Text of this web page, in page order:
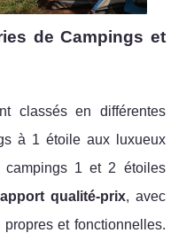
de Campings et
classés en différentes
à 1 étoile aux luxueux
campings 1 et 2 étoiles
qualité-prix, avec
et fonctionnelles.